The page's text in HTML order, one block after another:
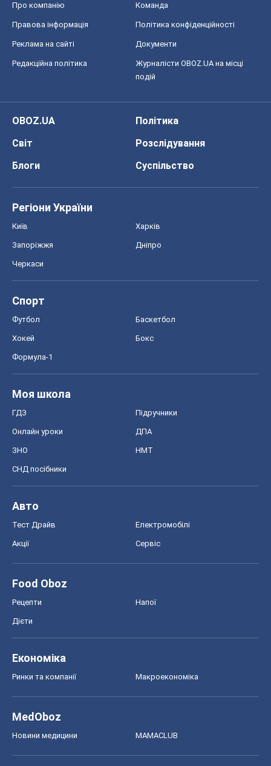
Про компанію Команда
Правова інформація Політика конфіденційності
Реклама на сайті Документи
Редакційна політика
Журналісти OBOZ.UA на місці
подій
OBOZ.UA
Політика
Світ
Розслідування
Блоги
Суспільство
Регіони України
Київ Харків
Запоріжжя Дніпро
Черкаси
Спорт
Футбол Баскетбол
Хокей Бокс
Формула-1
Моя школа
ГДЗ Підручники
Онлайн уроки ДПА
ЗНО НМТ
СНД посібники
Авто
Тест Драйв Електромобілі
Акції Сервіс
Food Oboz
Рецепти Напої
Дієти
Економіка
Ринки та компанії Макроекономіка
MedOboz
Новини медицини MAMACLUB